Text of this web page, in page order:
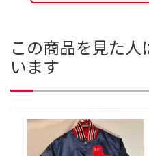
この商品を見た
います